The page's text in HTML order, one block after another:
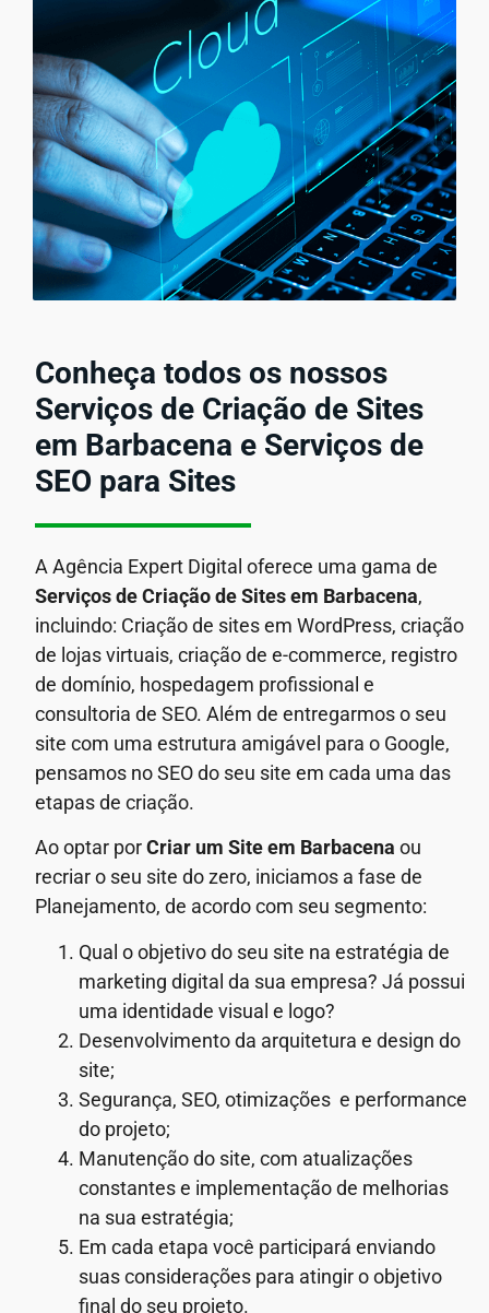
Conheça todos os nossos
Serviços de Criação de Sites
em Barbacena e Serviços de
SEO para Sites
A Agência Expert Digital oferece uma gama de
Serviços de Criação de Sites em Barbacena,
incluindo: Criação de sites em WordPress, criação
de lojas virtuais, criação de e-commerce, registro
de domínio, hospedagem profissional e
consultoria de SEO. Além de entregarmos o seu
site com uma estrutura amigável para o Google,
pensamos no SEO do seu site em cada uma das
etapas de criação.
Ao optar porCriar um Site em Barbacena ou
recriar o seu site do zero, iniciamos a fase de
Planejamento, de acordo com seu segmento:
Qual o objetivo do seu site na estratégia de
marketing digital da sua empresa? Já possui
uma identidade visual e logo?
Desenvolvimento da arquitetura e design do
site;
Segurança, SEO, otimizações e performance
do projeto;
Manutenção do site, com atualizações
constantes e implementação de melhorias
na sua estratégia;
Em cada etapa você participará enviando
suas considerações para atingir o objetivo
final do seu projeto.